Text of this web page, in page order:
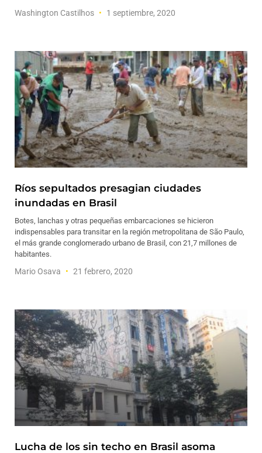
Washington Castilhos 1 septiembre, 2020
Ríos sepultados presagian ciudades
inundadas en Brasil
Botes, lanchas y otras pequeñas embarcaciones se hicieron
indispensables para transitar en la región metropolitana de São Paulo,
el más grande conglomerado urbano de Brasil, con 21,7 millones de
habitantes.
Mario Osava 21 febrero, 2020
Lucha de los sin techo en Brasil asoma